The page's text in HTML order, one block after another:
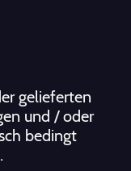
gelieferten
und / oder
bedingt